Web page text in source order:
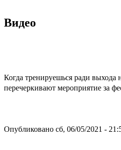
Видео
Когда тренируешься ради выхода
перечеркивают мероприятие за
Опубликовано сб, 06/05/2021 -